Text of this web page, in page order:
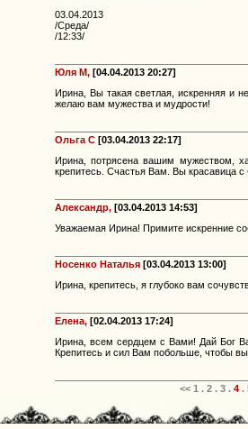
03.04.2013
/Среда/
/12:33/
Юля М, [04.04.2013 20:27]
Ирина, Вы такая светлая, искренняя и
желаю вам мужества и мудрости!
Ольга С [03.04.2013 22:17]
Ирина, потрясена вашим мужеством,
крепитесь. Счастья Вам. Вы красавица
Александр, [03.04.2013 14:53]
Уважаемая Ирина! Примите искренние
Носенко Наталья [03.04.2013 13:00]
Ирина, крепитесь, я глубоко вам
Елена, [02.04.2013 17:24]
Ирина, всем сердцем с Вами! Дай Бог
Крепитесь и сил Вам побольше, чтобы
<< 1 . 2. 3. 4.